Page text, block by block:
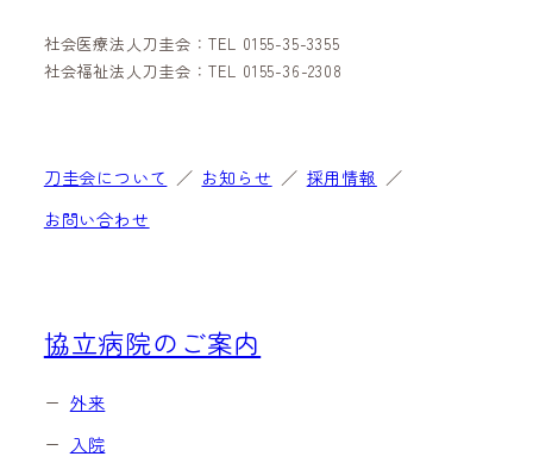
社会医療法人刀圭会：TEL 0155-35-3355
社会福祉法人刀圭会：TEL 0155-36-2308
刀圭会について お知らせ
採用情報
お問い合わせ
協立病院のご案内
外来
入院